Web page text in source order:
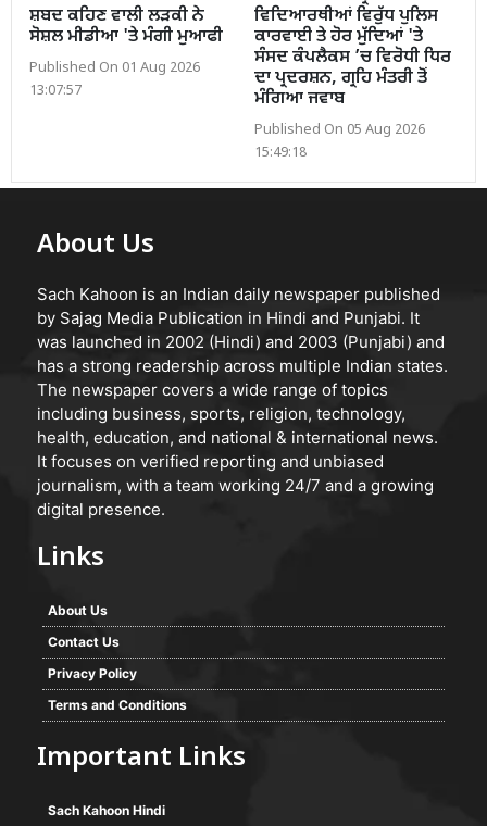
ਸ਼ਬਦ ਕਹਿਣ ਵਾਲੀ ਲੜਕੀ ਨੇ
ਸੋਸ਼ਲ ਮੀਡੀਆ 'ਤੇ ਮੰਗੀ ਮੁਆਫੀ
Published On 01 Aug 2026
13:07:57
ਵਿਦਿਆਰਥੀਆਂ ਵਿਰੁੱਧ ਪੁਲਿਸ
ਕਾਰਵਾਈ ਤੇ ਹੋਰ ਮੁੱਦਿਆਂ 'ਤੇ
ਸੰਸਦ ਕੰਪਲੈਕਸ ’ਚ ਵਿਰੋਧੀ ਧਿਰ
ਦਾ ਪ੍ਰਦਰਸ਼ਨ, ਗ੍ਰਹਿ ਮੰਤਰੀ ਤੋਂ
ਮੰਗਿਆ ਜਵਾਬ
Published On 05 Aug 2026
15:49:18
About Us
Sach Kahoon is an Indian daily newspaper published
by Sajag Media Publication in Hindi and Punjabi. It
was launched in 2002 (Hindi) and 2003 (Punjabi) and
has a strong readership across multiple Indian states.
The newspaper covers a wide range of topics
including business, sports, religion, technology,
health, education, and national & international news.
It focuses on verified reporting and unbiased
journalism, with a team working 24/7 and a growing
digital presence.
Links
About Us
Contact Us
Privacy Policy
Terms and Conditions
Important Links
Sach Kahoon Hindi